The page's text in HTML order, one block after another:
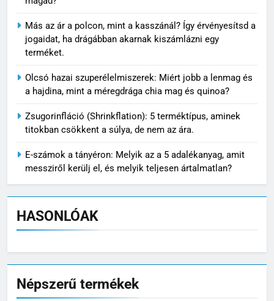
Más az ár a polcon, mint a kasszánál? Így érvényesítsd a
jogaidat, ha drágábban akarnak kiszámlázni egy
terméket.
Olcsó hazai szuperélelmiszerek: Miért jobb a lenmag és
a hajdina, mint a méregdrága chia mag és quinoa?
Zsugorinfláció (Shrinkflation): 5 terméktípus, aminek
titokban csökkent a súlya, de nem az ára.
E-számok a tányéron: Melyik az a 5 adalékanyag, amit
messziről kerülj el, és melyik teljesen ártalmatlan?
HASONLÓAK
Népszerű termékek